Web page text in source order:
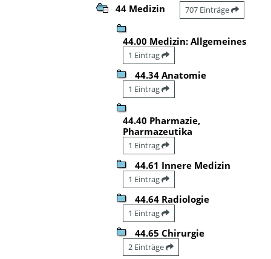
44 Medizin 707 Einträge
44.00 Medizin: Allgemeines
1 Eintrag
44.34 Anatomie
1 Eintrag
44.40 Pharmazie,
Pharmazeutika
1 Eintrag
44.61 Innere Medizin
1 Eintrag
44.64 Radiologie
1 Eintrag
44.65 Chirurgie
2 Einträge